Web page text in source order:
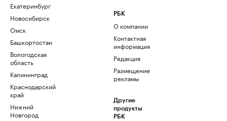
Екатеринбург
Новосибирск
Омск
Башкортостан
Вологодская
область
Калининград
Краснодарский
край
Нижний
Новгород
РБК
О компании
Контактная
информация
Редакция
Размещение
рекламы
Другие
продукты
РБК